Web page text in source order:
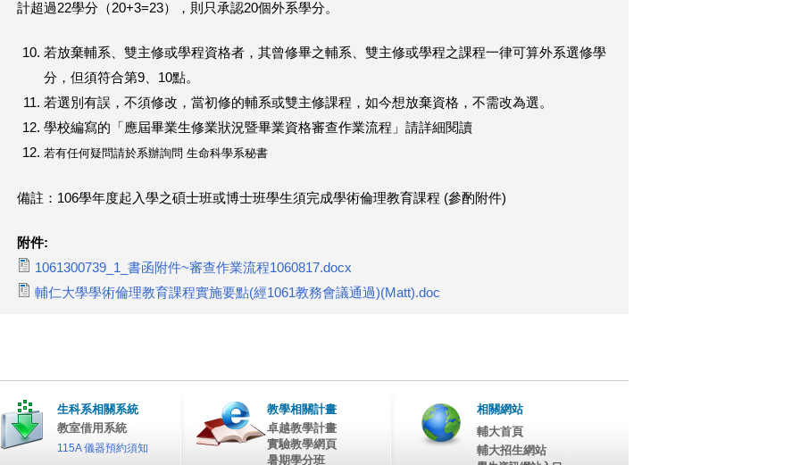
計超過22學分（20+3=23），則只承認20個外系學分。
若放棄輔系、雙主修或學程資格者，其曾修畢之輔系、雙主修或學程之課程一律可算外系選修學
分，但須符合第9、10點。
若選別有誤，不須修改，當初修的輔系或雙主修課程，如今想放棄資格，不需改為選。
學校編寫的「應屆畢業生修業狀況暨畢業資格審查作業流程」請詳細閱讀
若有任何疑問請於系辦詢問 生命科學系秘書
備註：106學年度起入學之碩士班或博士班學生須完成學術倫理教育課程 (參酌附件)
附件:
1061300739_1_書函附件~審查作業流程1060817.docx
輔仁大學學術倫理教育課程實施要點(經1061教務會議通過)(Matt).doc
生科系相關系統
教室借用系統
115A 儀器預約須知
教學相關計畫
卓越教學計畫
實驗教學網頁
暑期學分班
相關網站
輔大首頁
輔大招生網站